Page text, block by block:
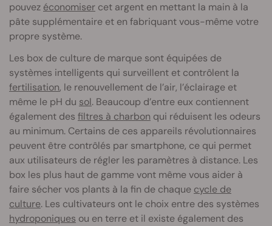
pouvez économiser cet argent en mettant la main à la
pâte supplémentaire et en fabriquant vous-même votre
propre système.
Les box de culture de marque sont équipées de
systèmes intelligents qui surveillent et contrôlent la
fertilisation, le renouvellement de l’air, l’éclairage et
même le pH du sol. Beaucoup d’entre eux contiennent
également des filtres à charbon qui réduisent les odeurs
au minimum. Certains de ces appareils révolutionnaires
peuvent être contrôlés par smartphone, ce qui permet
aux utilisateurs de régler les paramètres à distance. Les
box les plus haut de gamme vont même vous aider à
faire sécher vos plants à la fin de chaque cycle de
culture. Les cultivateurs ont le choix entre des systèmes
hydroponiques ou en terre et il existe également des